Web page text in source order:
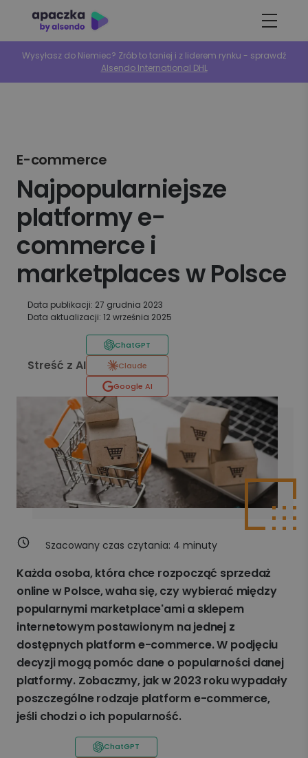
Wysyłasz do Niemiec? Zrób to taniej i z liderem rynku - sprawdź
Alsendo International DHL
E-commerce
Najpopularniejsze
platformy e-
commerce i
marketplaces w Polsce
Data publikacji: 27 grudnia 2023
Data aktualizacji: 12 września 2025
Streść z AI
ChatGPT
Claude
Google AI
Szacowany czas czytania: 4 minuty
Każda osoba, która chce rozpocząć sprzedaż
online w Polsce, waha się, czy wybierać między
popularnymi marketplace'ami a sklepem
internetowym postawionym na jednej z
dostępnych platform e-commerce. W podjęciu
decyzji mogą pomóc dane o popularności danej
platformy. Zobaczmy, jak w 2023 roku wypadały
poszczególne rodzaje platform e-commerce,
jeśli chodzi o ich popularność.
ChatGPT